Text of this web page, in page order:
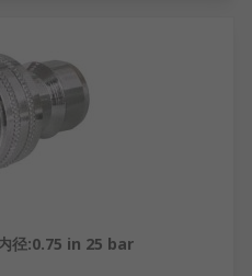
径:0.75 in 25 bar